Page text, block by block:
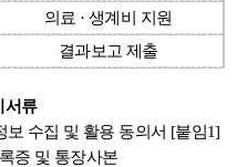
의료 · 생계비 지원
결과보고 제출
서류
수집 및 활용 동의서 [붙임1]
증 및 통장사본